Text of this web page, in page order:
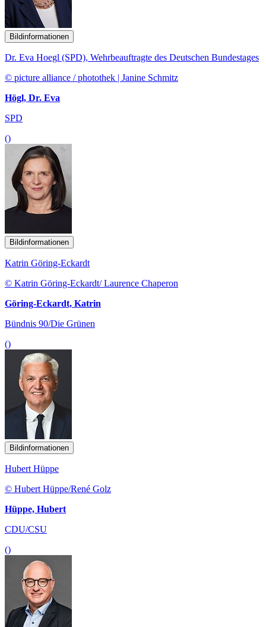
Bildinformationen
Dr. Eva Hoegl (SPD), Wehrbeauftragte des Deutschen Bundestages
© picture alliance / photothek | Janine Schmitz
Högl, Dr. Eva
SPD
()
Bildinformationen
Katrin Göring-Eckardt
© Katrin Göring-Eckardt/ Laurence Chaperon
Göring-Eckardt, Katrin
Bündnis 90/Die Grünen
()
Bildinformationen
Hubert Hüppe
© Hubert Hüppe/René Golz
Hüppe, Hubert
CDU/CSU
()